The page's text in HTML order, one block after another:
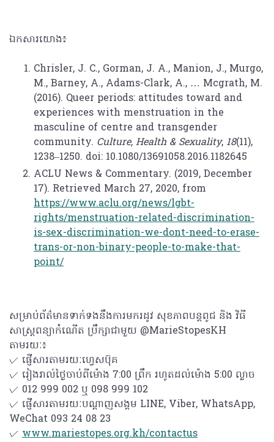
ឯកសារយោង៖
Chrisler, J. C., Gorman, J. A., Manion, J., Murgo,
M., Barney, A., Adams-Clark, A., … Mcgrath, M.
(2016). Queer periods: attitudes toward and
experiences with menstruation in the
masculine of centre and transgender
community. Culture, Health & Sexuality, 18(11),
1238–1250. doi: 10.1080/13691058.2016.1182645
ACLU News & Commentary. (2019, December
17). Retrieved March 27, 2020, from
https://www.aclu.org/news/lgbt-
rights/menstruation-related-discrimination-
is-sex-discrimination-we-dont-need-to-erase-
trans-or-non-binary-people-to-make-that-
point/
សម្រាប់ព័ត៌មានទាក់ទងនឹងការមករដូវ សុខភាពបន្តពូជ និង វិធី
សាស្រ្តពន្យាកំណើត ប្រឹក្សាជាមួយ @MarieStopesKH
តាមរយៈ៖
✓ ផ្ញើសារតាមរយៈហ្វេសប៊ុគ
✓ រៀងរាល់ថ្ងៃចាប់ពីម៉ោង 7:00 ព្រឹក រហូតដល់ម៉ោង 5:00 ល្ងាច
✓ 012 999 002 ឬ 098 999 102
✓ ផ្ញើសារតាមរយៈបណ្ដាញសង្គម LINE, Viber, WhatsApp,
WeChat 093 24 08 23
✓ www.mariestopes.org.kh/contactus